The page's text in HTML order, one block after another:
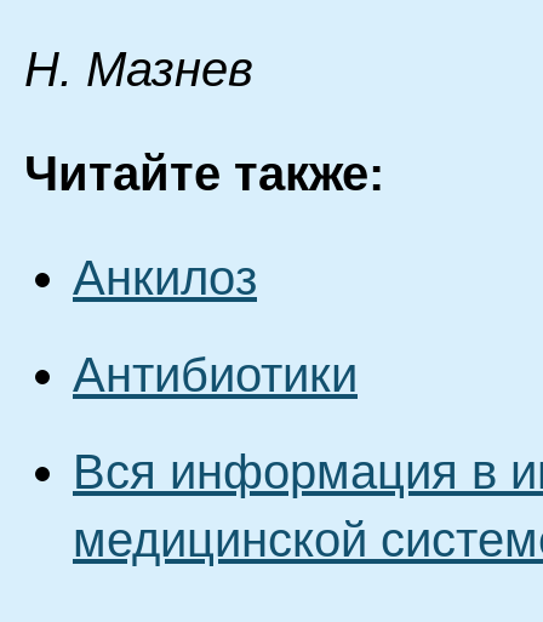
Н. Мазнев
Читайте также:
Анкилоз
Антибиотики
Вся информация в
медицинской